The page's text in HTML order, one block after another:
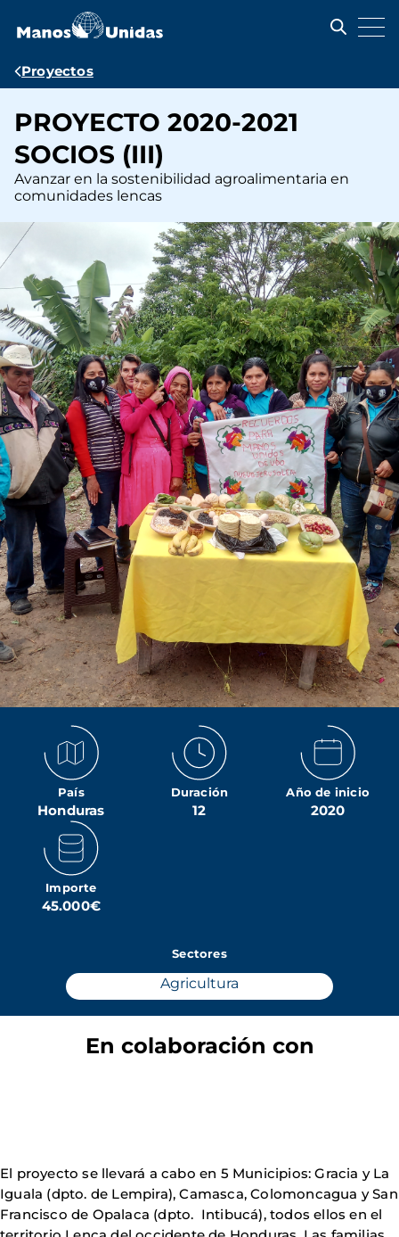
contenido
Ruta
navegación
Proyectos
PROYECTO 2020-2021
SOCIOS (III)
Avanzar en la sostenibilidad agroalimentaria en
comunidades lencas
País
Honduras
Duración
12
Año de inicio
2020
Importe
45.000€
Sectores
Agricultura
En colaboración con
El proyecto se llevará a cabo en 5 Municipios: Gracia y La
Iguala (dpto. de Lempira), Camasca, Colomoncagua y San
Francisco de Opalaca (dpto. Intibucá), todos ellos en el